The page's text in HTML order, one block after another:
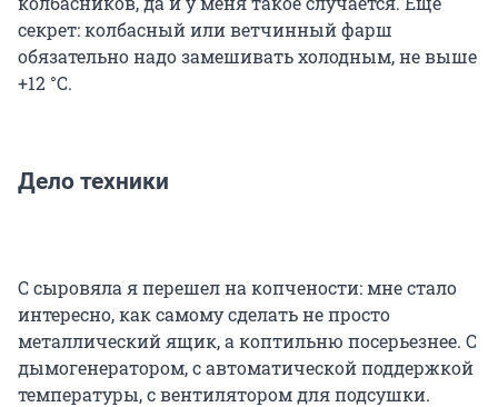
секрет: колбасный или ветчинный фарш
обязательно надо замешивать холодным, не выше
+12 °C.
Дело техники
С сыровяла я перешел на копчености: мне стало
интересно, как самому сделать не просто
металлический ящик, а коптильню посерьезнее. С
дымогенератором, с автоматической поддержкой
температуры, с вентилятором для подсушки.